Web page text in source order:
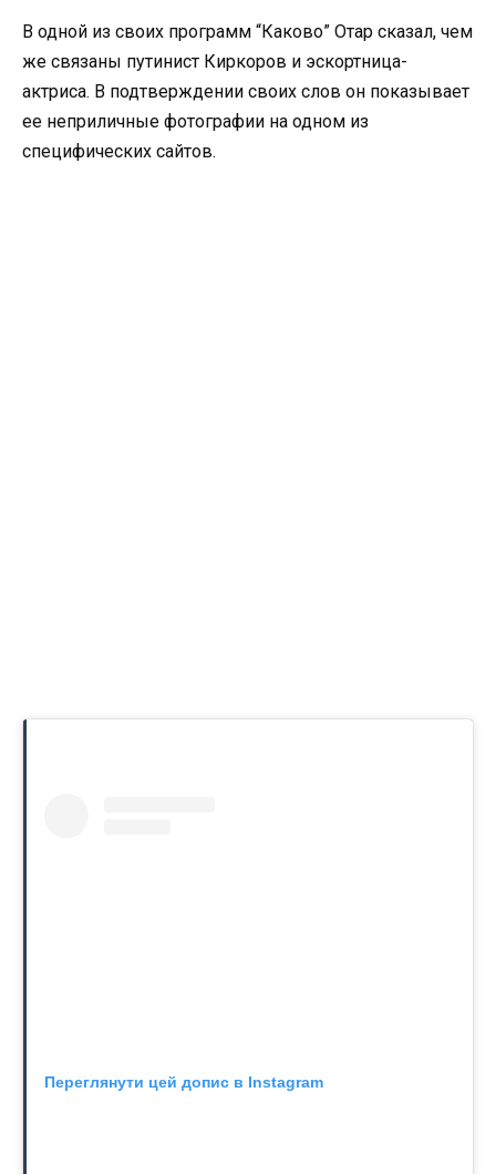
В одной из своих программ “Каково” Отар сказал, чем
же связаны путинист Киркоров и эскортница-
актриса. В подтверждении своих слов он показывает
ее неприличные фотографии на одном из
специфических сайтов.
Переглянути цей допис в Instagram